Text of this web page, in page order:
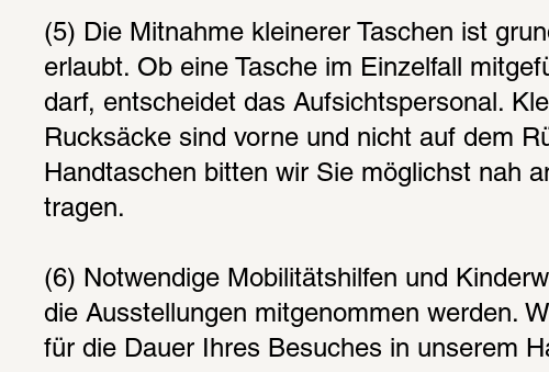
(5) Die Mitnahme kleinerer Taschen ist
erlaubt. Ob eine Tasche im Einzelfall
darf, entscheidet das Aufsichtspersonal.
Rucksäcke sind vorne und nicht auf dem
Handtaschen bitten wir Sie möglichst nah
tragen.
(6) Notwendige Mobilitätshilfen und
die Ausstellungen mitgenommen werden.
für die Dauer Ihres Besuches in unserem